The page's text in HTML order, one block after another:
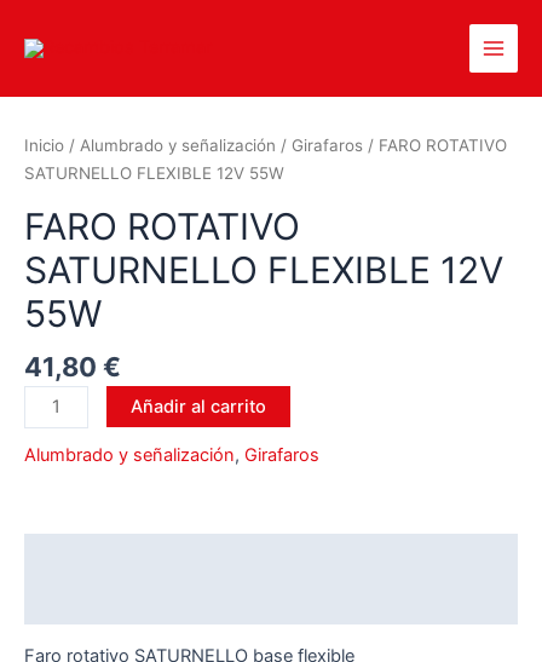
Inicio / Alumbrado y señalización / Girafaros / FARO ROTATIVO
SATURNELLO FLEXIBLE 12V 55W
FARO ROTATIVO
SATURNELLO FLEXIBLE 12V
55W
41,80 €
Añadir al carrito
Alumbrado y señalización, Girafaros
Faro rotativo SATURNELLO base flexible